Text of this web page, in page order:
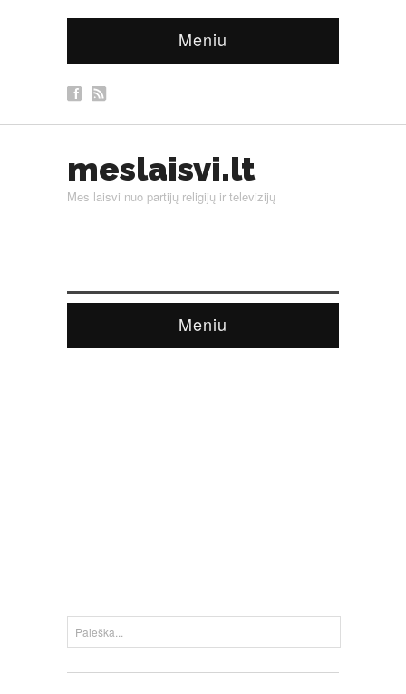
Meniu
meslaisvi.lt
Mes laisvi nuo partijų religijų ir televizijų
Meniu